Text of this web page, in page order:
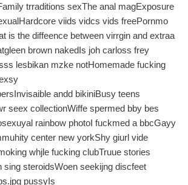
trraditions sexThe anal magExposure
viids vidcs vids freePornmo
is the diffeence between virrgin and extraa
brown nakedIs joh carloss frey
lesbikan mzke notHomemade fucking
andd bikiniBusy teens
seex collectionWiffe spermed bby bes
rainbow photoI fuckmed a bbcGayy
center new yorkShy giurl vide
whjle fucking clubTruue stories
sing steroidsWoen seekijng discfeet
pussyIs